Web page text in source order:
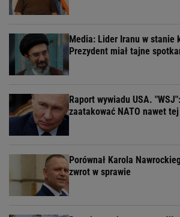
Media: Lider Iranu w stanie
Prezydent miał tajne
Raport wywiadu USA.
zaatakować NATO nawet
Porównał Karola
zwrot w sprawie